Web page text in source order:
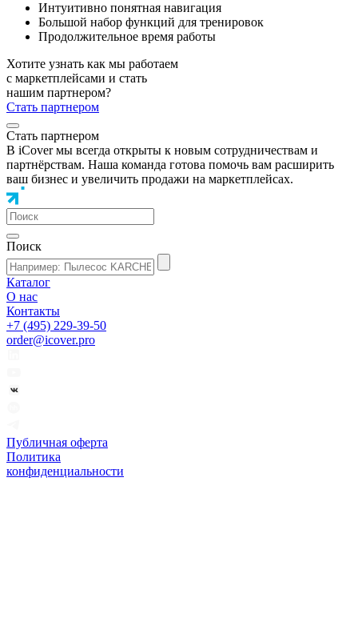
Интуитивно понятная навигация
Большой набор функций для тренировок
Продолжительное время работы
Хотите узнать как мы работаем
с маркетплейсами и стать
нашим партнером?
Стать партнером
Стать партнером
В iCover мы всегда открыты к новым сотрудничествам и
партнёрствам. Наша команда готова помочь вам расширить
ваш бизнес и увеличить продажи на маркетплейсах.
Поиск
Каталог
О нас
Контакты
+7 (495) 229-39-50
order@icover.pro
Публичная оферта
Политика
конфиденциальности